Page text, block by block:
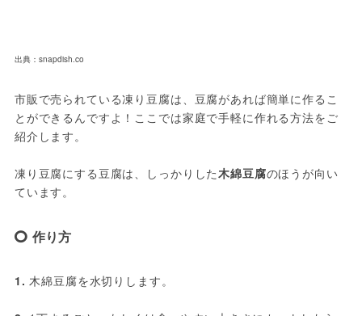
出典：snapdish.co
市販で売られている凍り豆腐は、豆腐があれば簡単に作るこ
とができるんですよ！ここでは家庭で手軽に作れる方法をご
紹介します。
凍り豆腐にする豆腐は、しっかりした木綿豆腐のほうが向い
ています。
作り方
1. 木綿豆腐を水切りします。